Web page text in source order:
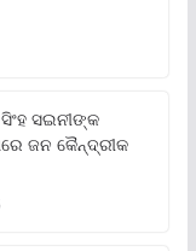
ସଇନୀଙ୍କ
ଜନ କୈନ୍ଦ୍ରୀକ